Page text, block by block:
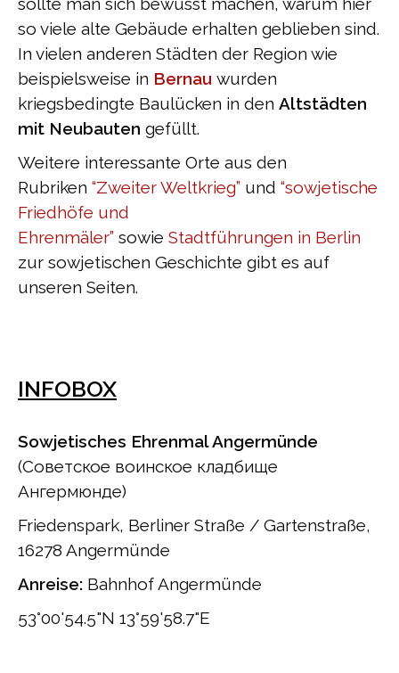
sollte man sich bewusst machen, warum hier
so viele alte Gebäude erhalten geblieben sind.
In vielen anderen Städten der Region wie
beispielsweise in Bernau wurden
kriegsbedingte Baulücken in den Altstädten
mit Neubauten gefüllt.
Weitere interessante Orte aus den
Rubriken “Zweiter Weltkrieg” und “sowjetische
Friedhöfe und
Ehrenmäler” sowie Stadtführungen in Berlin
zur sowjetischen Geschichte gibt es auf
unseren Seiten.
INFOBOX
Sowjetisches Ehrenmal Angermünde
(Советское воинское кладбище
Ангермюнде)
Friedenspark, Berliner Straße / Gartenstraße,
16278 Angermünde
Anreise: Bahnhof Angermünde
53°00'54.5"N 13°59'58.7"E